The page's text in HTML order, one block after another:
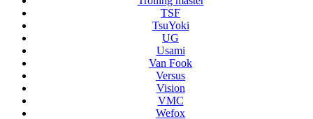
TSF
TsuYoki
UG
Usami
Van Fook
Versus
Vision
VMC
Wefox